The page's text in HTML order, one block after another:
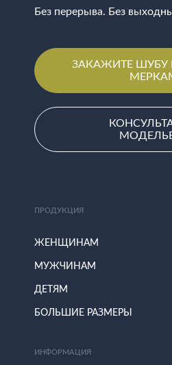
Без перерыва. Без
ЗАКАЖИТЕ
ПРОДУКЦИЯ
ЖЕНЩИНАМ
МУЖЧИНАМ
ДЕТЯМ
БОЛЬШИЕ РАЗМЕРЫ
ИНФОРМАЦИЯ